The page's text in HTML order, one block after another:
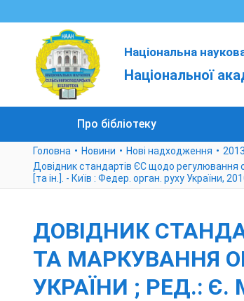
Національна
Національної
Про бібліотеку
Головна Новини Нові надходження 2013
Довідник стандартів ЄС щодо регулювання
[та ін.]. - Київ : Федер. орган. руху України,
ДОВІДНИК
ТА МАРКУВАННЯ
УКРАЇНИ ; РЕД.: